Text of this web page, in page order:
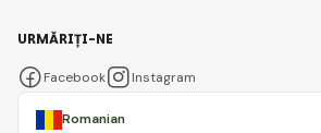
Romanian
URMĂRIȚI-NE
Facebook Instagram